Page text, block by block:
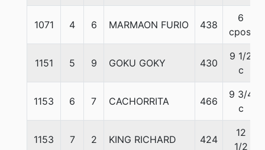
1071 4 6 MARMAON FURIO 438
6
cpos.
1151 5 9 GOKU GOKY 430
9 1/2
c
1153 6 7 CACHORRITA 466
9 3/4
c
1153 7 2 KING RICHARD 424
12
1/2